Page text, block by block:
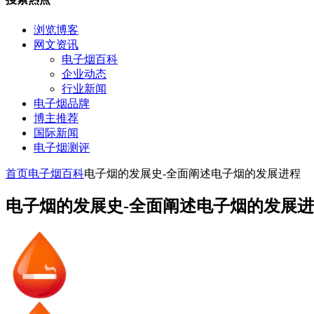
浏览博客
网文资讯
电子烟百科
企业动态
行业新闻
电子烟品牌
博主推荐
国际新闻
电子烟测评
首页电子烟百科电子烟的发展史-全面阐述电子烟的发展进程
电子烟的发展史-全面阐述电子烟的发展